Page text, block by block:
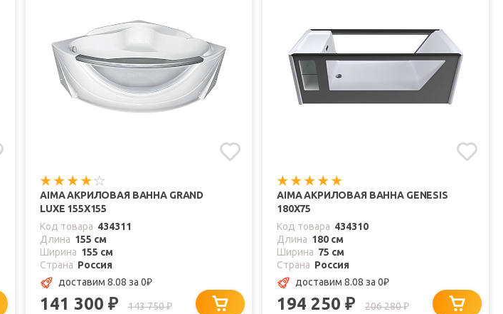
AIMA АКРИЛОВАЯ ВАННА GRAND
LUXE 155X155
Код товара 434311
Длина 155 см
Ширина 155 см
Страна Россия
доставим 8.08 за 0₽
141 300 ₽ 143 750₽
AIMA АКРИЛОВАЯ ВАННА GENESIS
180X75
Код товара 434310
Длина 180 см
Ширина 75 см
Страна Россия
доставим 8.08 за 0₽
194 250 ₽ 206 280₽